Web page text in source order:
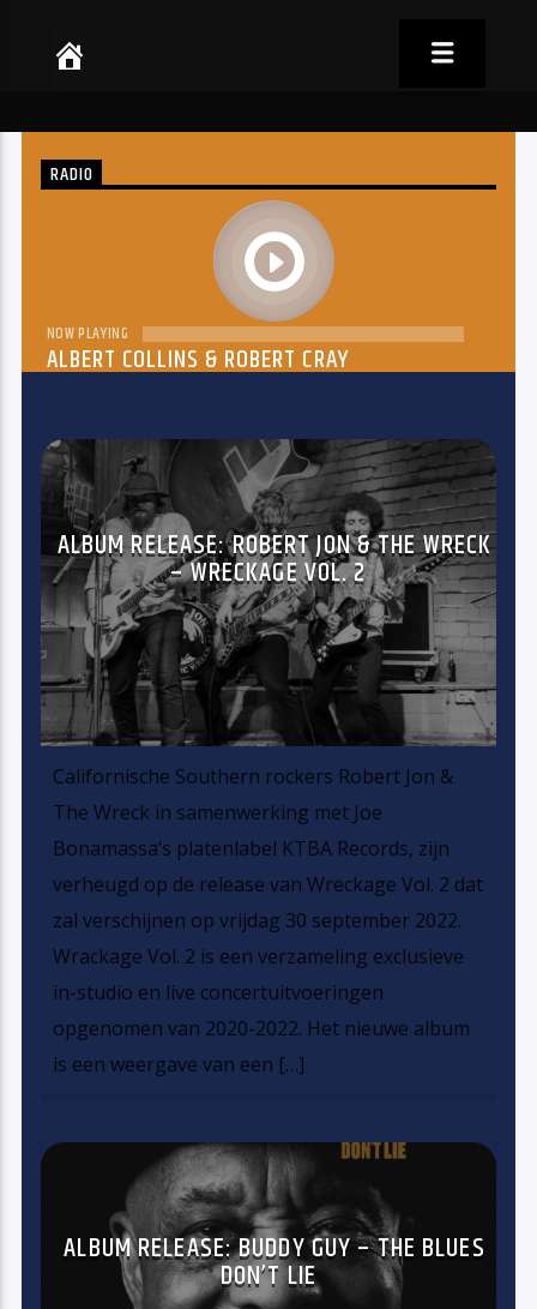
RADIO
play
NOW PLAYING
ALBERT COLLINS & ROBERT CRAY
ALBUM RELEASE: ROBERT JON & THE WRECK
– WRECKAGE VOL. 2
Californische Southern rockers Robert Jon &
The Wreck in samenwerking met Joe
Bonamassa’s platenlabel KTBA Records, zijn
verheugd op de release van Wreckage Vol. 2 dat
zal verschijnen op vrijdag 30 september 2022.
Wrackage Vol. 2 is een verzameling exclusieve
in-studio en live concertuitvoeringen
opgenomen van 2020-2022. Het nieuwe album
is een weergave van een […]
ALBUM RELEASE: BUDDY GUY – THE BLUES
DON’T LIE